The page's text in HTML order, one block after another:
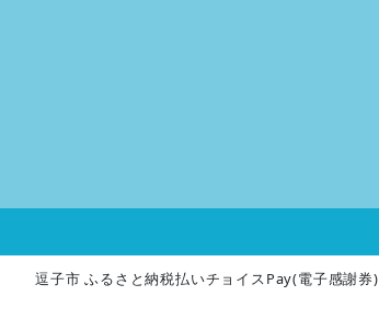
逗子市 ふるさと納税払いチョイスPay(電子感謝券)